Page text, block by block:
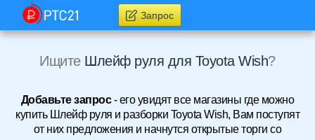
Запрос
Ищите Шлейф руля для Toyota Wish?
Добавьте запрос- его увидят все магазины где можно
купить Шлейф руля и разборки Toyota Wish, Вам поступят
от них предложения и начнутся открытые торги со